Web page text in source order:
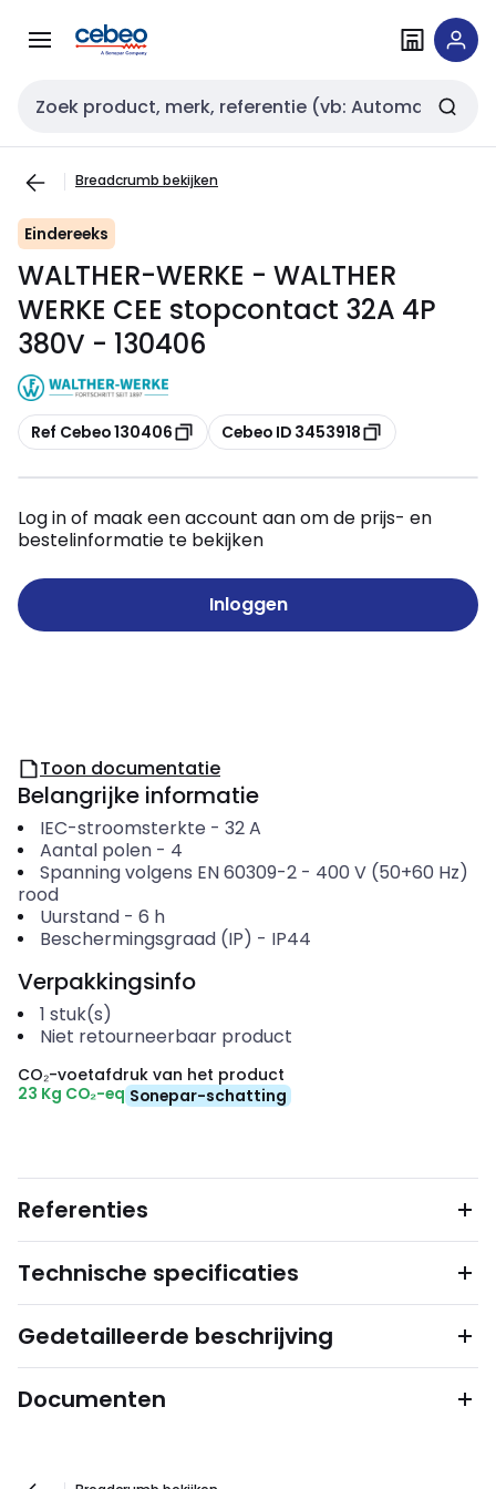
naar
naar
Zoekveld invoer
Breadcrumb bekijken
Eindereeks
WALTHER-WERKE - WALTHER
WERKE CEE stopcontact 32A 4P
380V - 130406
Kopiëren
Ref Cebeo 130406 Kopiëren
Cebeo ID 3453918
Log in of maak een account aan om de prijs- en
bestelinformatie te bekijken
Inloggen
Toon documentatie
Belangrijke informatie
IEC-stroomsterkte - 32A
Aantal polen- 4
Spanning volgens EN 60309-2- 400 V (50+60 Hz)
rood
Uurstand- 6 h
Beschermingsgraad (IP) - IP44
Verpakkingsinfo
1 stuk(s)
Niet retourneerbaar product
CO₂-voetafdruk van het product
23 Kg CO₂-eq Sonepar-schatting
Referenties
Technische specificaties
Gedetailleerde beschrijving
Documenten